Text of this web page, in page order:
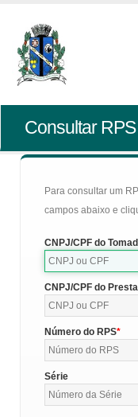
Consultar RPS
Para consultar um
campos abaixo e
CNPJ/CPF do
CNPJ/CPF do
Número do RPS
Série